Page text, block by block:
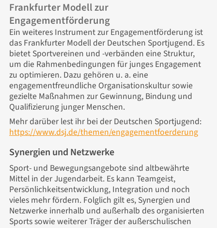
Frankfurter Modell zur
Engagementförderung
Ein weiteres Instrument zur Engagementförderung ist
das Frankfurter Modell der Deutschen Sportjugend. Es
bietet Sportvereinen und -verbänden eine Struktur,
um die Rahmenbedingungen für junges Engagement
zu optimieren. Dazu gehören u. a. eine
engagementfreundliche Organisationskultur sowie
gezielte Maßnahmen zur Gewinnung, Bindung und
Qualifizierung junger Menschen.
Mehr darüber lest ihr bei der Deutschen Sportjugend:
https://www.dsj.de/themen/engagementfoerderung
Synergien und Netzwerke
Sport- und Bewegungsangebote sind altbewährte
Mittel in der Jugendarbeit. Es kann Teamgeist,
Persönlichkeitsentwicklung, Integration und noch
vieles mehr fördern. Folglich gilt es, Synergien und
Netzwerke innerhalb und außerhalb des organisierten
Sports sowie weiterer Träger der außerschulischen